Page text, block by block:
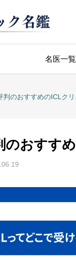
名医一覧
判のおすすめのICLク
のおすす